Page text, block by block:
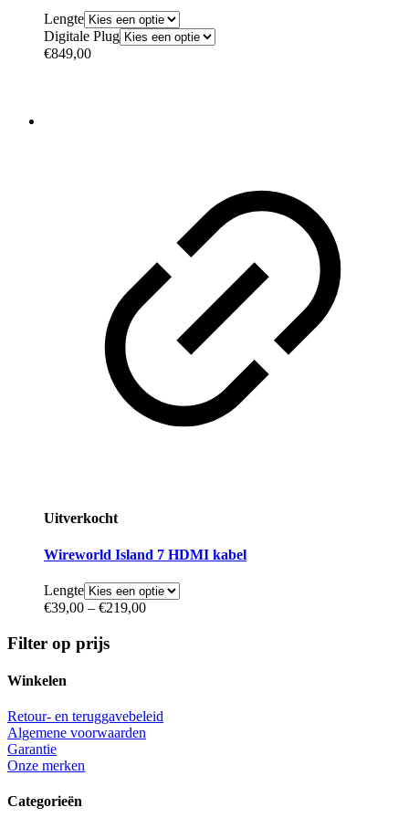
Lengte
Digitale Plug
€849,00
Uitverkocht
Wireworld Island 7 HDMI kabel
Lengte
€39,00 – €219,00
Filter op prijs
Winkelen
Retour- en teruggavebeleid
Algemene voorwaarden
Garantie
Onze merken
Categorieën